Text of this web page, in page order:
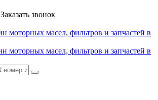
Заказать звонок